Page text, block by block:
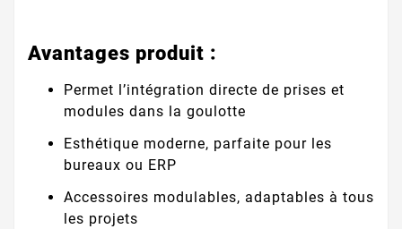
Avantages produit :
Permet l’intégration directe de prises et
modules dans la goulotte
Esthétique moderne, parfaite pour les
bureaux ou ERP
Accessoires modulables, adaptables à tous
les projets